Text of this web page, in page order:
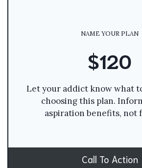
NAME YOUR PLAN
$120
Let your addict know what
choosing this plan.
aspiration benefits, not
Call To Action